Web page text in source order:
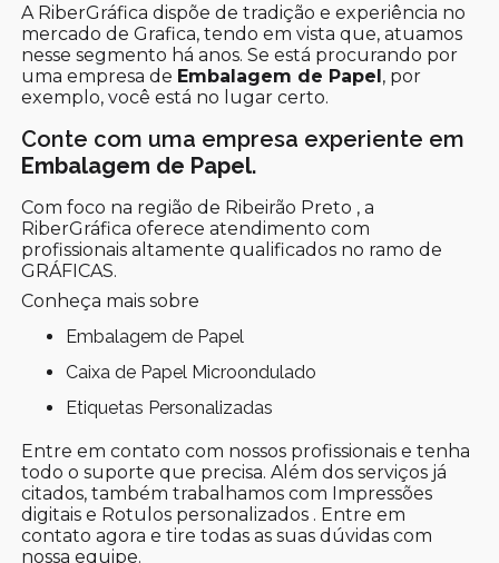
A RiberGráfica dispõe de tradição e experiência no
mercado de Grafica, tendo em vista que, atuamos
nesse segmento há anos. Se está procurando por
uma empresa de Embalagem de Papel, por
exemplo, você está no lugar certo.
Conte com uma empresa experiente em
Embalagem de Papel.
Com foco na região de Ribeirão Preto , a
RiberGráfica oferece atendimento com
profissionais altamente qualificados no ramo de
GRÁFICAS.
Conheça mais sobre
Embalagem de Papel
Caixa de Papel Microondulado
Etiquetas Personalizadas
Entre em contato com nossos profissionais e tenha
todo o suporte que precisa. Além dos serviços já
citados, também trabalhamos com Impressões
digitais e Rotulos personalizados . Entre em
contato agora e tire todas as suas dúvidas com
nossa equipe.